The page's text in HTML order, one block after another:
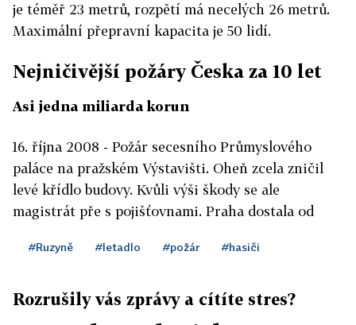
je téměř 23 metrů, rozpětí má necelých 26 metrů.
Maximální přepravní kapacita je 50 lidí.
Nejničivější požáry Česka za 10 let
Asi jedna miliarda korun
16. října 2008 - Požár secesního Průmyslového
paláce na pražském Výstavišti. Oheň zcela zničil
levé křídlo budovy. Kvůli výši škody se ale
magistrát pře s pojišťovnami. Praha dostala od
miliardy. Kvůli tomu se obrátila na soud, ten ale její
#Ruzyně #letadlo #požár #hasiči
Rozrušily vás zprávy a cítíte stres?